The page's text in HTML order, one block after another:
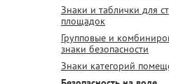
Знаки и таблички для
площадок
Групповые и
знаки безопасности
Знаки категорий